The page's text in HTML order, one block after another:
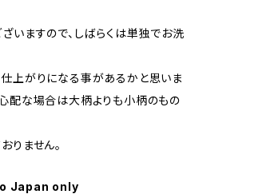
いますので、しばらくは単独でお洗
仕上がりになる事があるかと思いま
配な場合は大柄よりも小柄のもの
りません。
Japan only